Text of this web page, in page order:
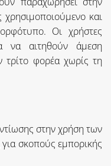
χρησιμοποιούμενο και
Οι χρήστες
να αιτηθούν άμεση
τρίτο φορέα χωρίς τη
στην χρήση των
σκοπούς εμπορικής